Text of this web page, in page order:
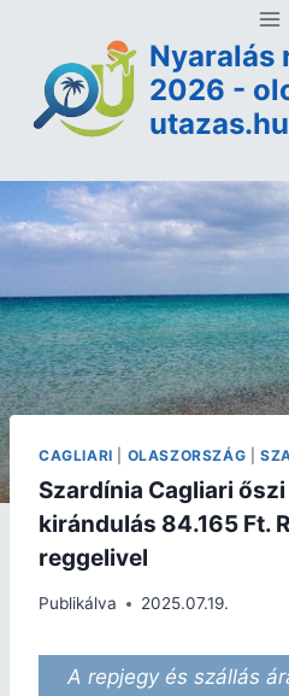
Nyaralás
2026 -
utazas.hu
CAGLIARI OLASZORSZÁG |
Szardínia Cagliari
kirándulás 84.165 Ft.
reggelivel
Publikálva 2025.07.19.
A repjegy és szállás